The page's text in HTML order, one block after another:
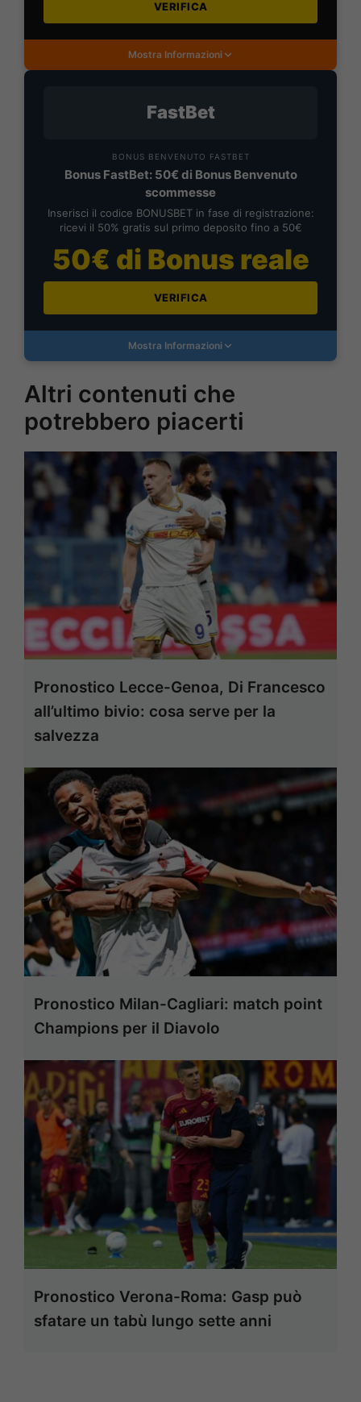
VERIFICA
Mostra Informazioni
FastBet
BONUS BENVENUTO FASTBET
Bonus FastBet: 50€ di Bonus Benvenuto
scommesse
Inserisci il codice BONUSBET in fase di registrazione:
ricevi il 50% gratis sul primo deposito fino a 50€
50€ di Bonus reale
VERIFICA
Mostra Informazioni
Altri contenuti che
potrebbero piacerti
Pronostico Lecce-Genoa, Di Francesco
all’ultimo bivio: cosa serve per la
salvezza
Pronostico Milan-Cagliari: match point
Champions per il Diavolo
Pronostico Verona-Roma: Gasp può
sfatare un tabù lungo sette anni